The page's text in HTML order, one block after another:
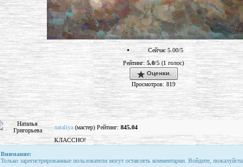
Сейчас 5.00/5
Рейтинг: 5.0/5 (1 голос)
Оценки.
Просмотров: 819
nataliya (мастер) Рейтинг: 845.04
КЛАССНО!
Внимание:
Только зарегистрированные пользователи могут оставлять комментарии. Войдите, пожалуйста.